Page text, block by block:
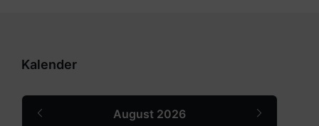
Kalender
August 2026